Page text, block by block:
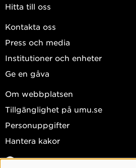
Hitta till oss
Kontakta oss
Press och media
Institutioner och enheter
Ge en gåva
Om webbplatsen
Tillgänglighet på umu.se
Personuppgifter
Hantera kakor
Facebook